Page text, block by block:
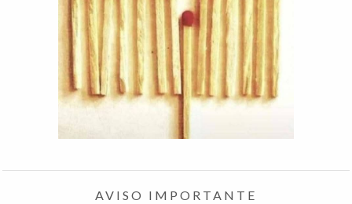
AVISO IMPORTANTE